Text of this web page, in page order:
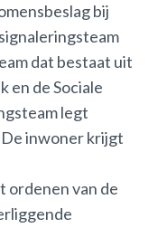
bij
dat bestaat uit
en de Sociale
legt
inwoner krijgt
ordenen van de